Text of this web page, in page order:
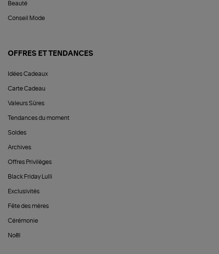
Beauté
Conseil Mode
OFFRES ET TENDANCES
Idées Cadeaux
Carte Cadeau
Valeurs Sûres
Tendances du moment
Soldes
Archives
Offres Privilèges
Black Friday Lulli
Exclusivités
Fête des mères
Cérémonie
Noël